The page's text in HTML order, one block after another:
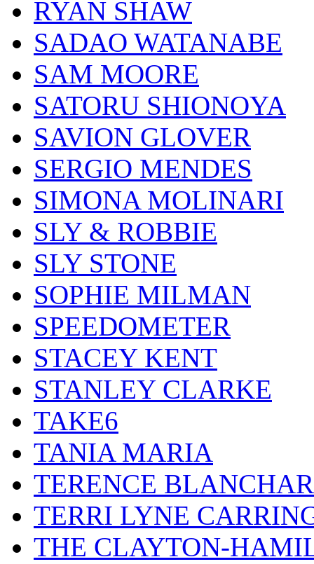
RYAN SHAW
SADAO WATANABE
SAM MOORE
SATORU SHIONOYA
SAVION GLOVER
SERGIO MENDES
SIMONA MOLINARI
SLY & ROBBIE
SLY STONE
SOPHIE MILMAN
SPEEDOMETER
STACEY KENT
STANLEY CLARKE
TAKE6
TANIA MARIA
TERENCE
TERRI LYNE
THE CLAYTON-